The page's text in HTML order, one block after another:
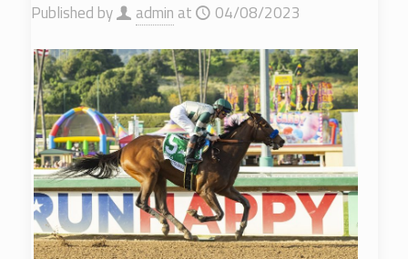
Published by admin at 04/08/2023